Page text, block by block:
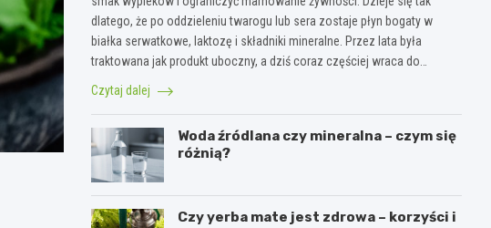
dlatego, że po oddzieleniu twarogu lub sera zostaje płyn bogaty w
białka serwatkowe, laktozę i składniki mineralne. Przez lata była
traktowana jak produkt uboczny, a dziś coraz częściej wraca do…
Czytaj dalej
Woda źródlana czy mineralna – czym się
różnią?
Czy yerba mate jest zdrowa – korzyści i